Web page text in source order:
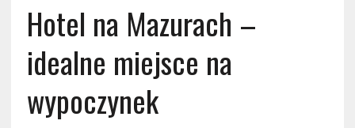
Hotel na Mazurach –
idealne miejsce na
wypoczynek